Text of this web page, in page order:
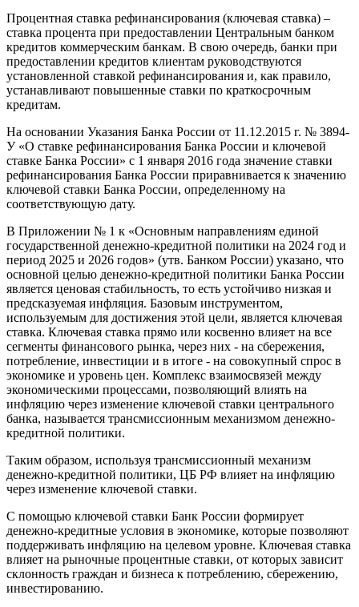
Процентная ставка рефинансирования (ключевая ставка) –
ставка процента при предоставлении Центральным банком
кредитов коммерческим банкам. В свою очередь, банки при
предоставлении кредитов клиентам руководствуются
установленной ставкой рефинансирования и, как правило,
устанавливают повышенные ставки по краткосрочным
кредитам.
На основании Указания Банка России от 11.12.2015 г. № 3894-
У «О ставке рефинансирования Банка России и ключевой
ставке Банка России» с 1 января 2016 года значение ставки
рефинансирования Банка России приравнивается к значению
ключевой ставки Банка России, определенному на
соответствующую дату.
В Приложении № 1 к «Основным направлениям единой
государственной денежно-кредитной политики на 2024 год и
период 2025 и 2026 годов» (утв. Банком России) указано, что
основной целью денежно-кредитной политики Банка России
является ценовая стабильность, то есть устойчиво низкая и
предсказуемая инфляция. Базовым инструментом,
используемым для достижения этой цели, является ключевая
ставка. Ключевая ставка прямо или косвенно влияет на все
сегменты финансового рынка, через них - на сбережения,
потребление, инвестиции и в итоге - на совокупный спрос в
экономике и уровень цен. Комплекс взаимосвязей между
экономическими процессами, позволяющий влиять на
инфляцию через изменение ключевой ставки центрального
банка, называется трансмиссионным механизмом денежно-
кредитной политики.
Таким образом, используя трансмиссионный механизм
денежно-кредитной политики, ЦБ РФ влияет на инфляцию
через изменение ключевой ставки.
С помощью ключевой ставки Банк России формирует
денежно-кредитные условия в экономике, которые позволяют
поддерживать инфляцию на целевом уровне. Ключевая ставка
влияет на рыночные процентные ставки, от которых зависит
склонность граждан и бизнеса к потреблению, сбережению,
инвестированию.